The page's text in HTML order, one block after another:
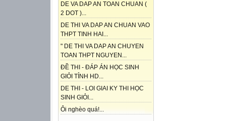
DE VA DAP AN TOAN CHUAN (
2 DOT )...
DE THI VA DAP AN CHUAN VAO
THPT TINH HAI...
" DE THI VA DAP AN CHUYEN
TOAN THPT NGUYEN...
ĐỀ THI - ĐÁP ÁN HỌC SINH
GIỎI TỈNH HD...
DE THI - LOI GIAI KY THI HỌC
SINH GIỎI...
Ôi nghèo quá!...